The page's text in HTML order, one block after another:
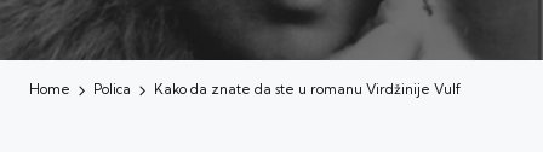
by
Home Polica Kako da znate da ste u romanu Virdžinije Vulf